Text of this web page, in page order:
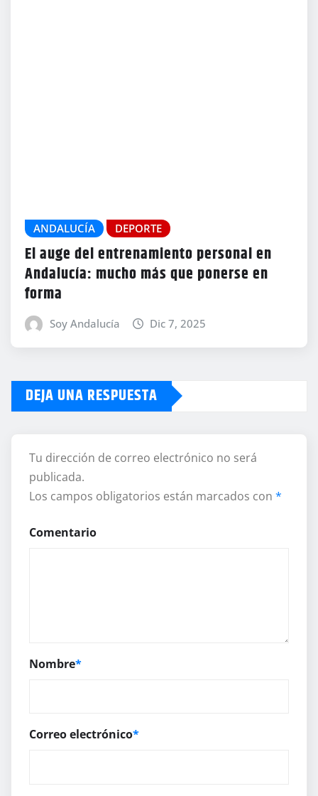
ANDALUCÍA DEPORTE
El auge del entrenamiento personal en
Andalucía: mucho más que ponerse en
forma
Soy Andalucía Dic 7, 2025
DEJA UNA RESPUESTA
Tu dirección de correo electrónico no será
publicada.
Los campos obligatorios están marcados con *
Comentario
Nombre*
Correo electrónico*